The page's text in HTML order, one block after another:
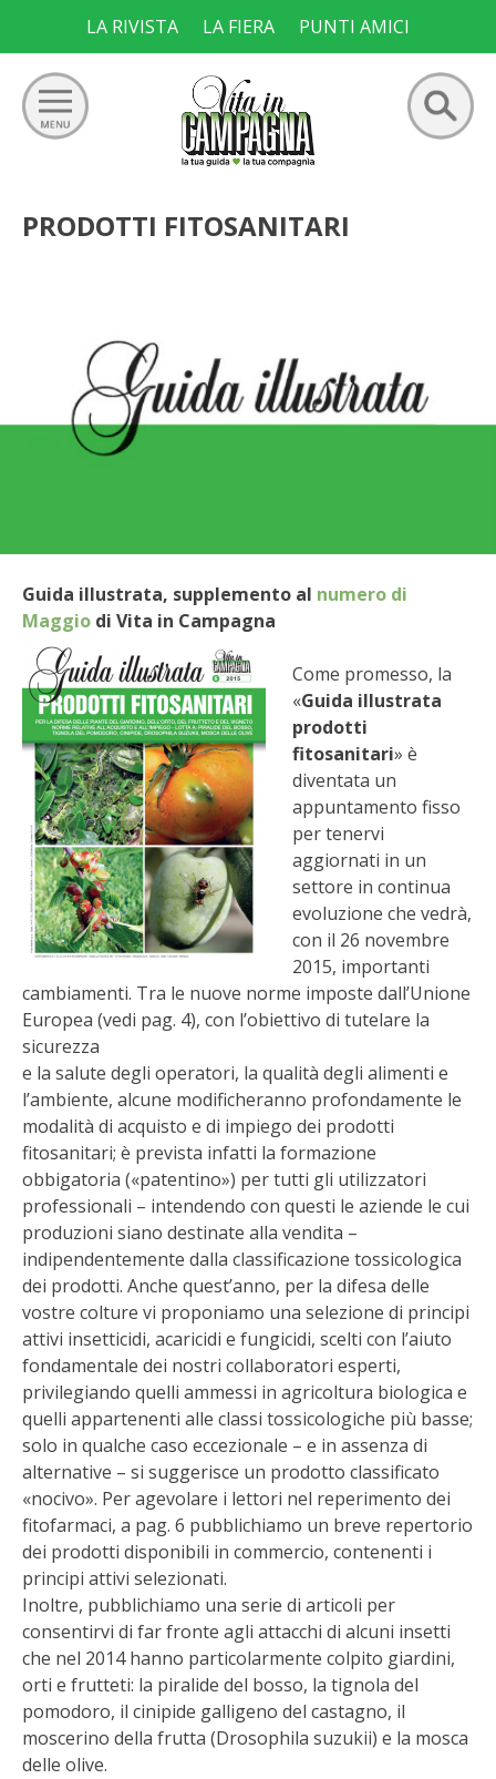
content
LA RIVISTA LA FIERA PUNTI AMICI
per:
GIARDINO
VIGNETO
ALLEVAMENTI
CUCINA
PRODOTTI
FARFALLE DELLA CAMPAGNA
PICCOLO POLLAIO
STORIE DEI LETTORI
CONSERVARE LA FRUTTA
CONSERVE DELL’ORTO
FACEM
STIHL
BLUMEN
NOCCIOLA DI CALABRIA
PELLENC
MEDICINA DEI SEMPLICI
SCONTI NOVEMBRE
COMPO
HUSQVARNA
ZAPI GARDEN
BENZA
ORTO BIO – TECNICHE DI COLTIVAZIONE
THERMACELL
TAP TRAP
IL MIO ORTO
PRODOTTI FITOSANITARI
Guida illustrata, supplemento al numero di
Maggio di Vita in Campagna
Come promesso, la
«Guida illustrata
prodotti
fitosanitari» è
diventata un
appuntamento fisso
per tenervi
aggiornati in un
settore in continua
evoluzione che vedrà,
con il 26 novembre
2015, importanti
cambiamenti. Tra le nuove norme imposte dall’Unione
Europea (vedi pag. 4), con l’obiettivo di tutelare la
sicurezza
e la salute degli operatori, la qualità degli alimenti e
l’ambiente, alcune modificheranno profondamente le
modalità di acquisto e di impiego dei prodotti
fitosanitari; è prevista infatti la formazione
obbigatoria («patentino») per tutti gli utilizzatori
professionali – intendendo con questi le aziende le cui
produzioni siano destinate alla vendita –
indipendentemente dalla classificazione tossicologica
dei prodotti. Anche quest’anno, per la difesa delle
vostre colture vi proponiamo una selezione di principi
attivi insetticidi, acaricidi e fungicidi, scelti con l’aiuto
fondamentale dei nostri collaboratori esperti,
privilegiando quelli ammessi in agricoltura biologica e
quelli appartenenti alle classi tossicologiche più basse;
solo in qualche caso eccezionale – e in assenza di
alternative – si suggerisce un prodotto classificato
«nocivo». Per agevolare i lettori nel reperimento dei
fitofarmaci, a pag. 6 pubblichiamo un breve repertorio
dei prodotti disponibili in commercio, contenenti i
principi attivi selezionati.
Inoltre, pubblichiamo una serie di articoli per
consentirvi di far fronte agli attacchi di alcuni insetti
che nel 2014 hanno particolarmente colpito giardini,
orti e frutteti: la piralide del bosso, la tignola del
pomodoro, il cinipide galligeno del castagno, il
moscerino della frutta (Drosophila suzukii) e la mosca
delle olive.